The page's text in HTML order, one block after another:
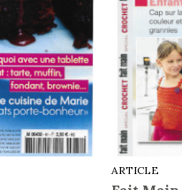
ARTICLE